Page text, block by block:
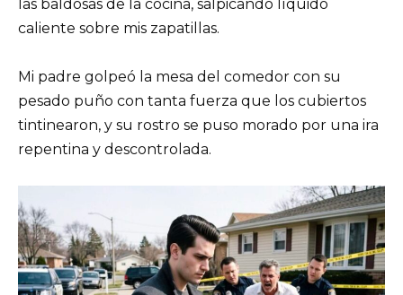
las baldosas de la cocina, salpicando líquido
caliente sobre mis zapatillas.
Mi padre golpeó la mesa del comedor con su
pesado puño con tanta fuerza que los cubiertos
tintinearon, y su rostro se puso morado por una ira
repentina y descontrolada.